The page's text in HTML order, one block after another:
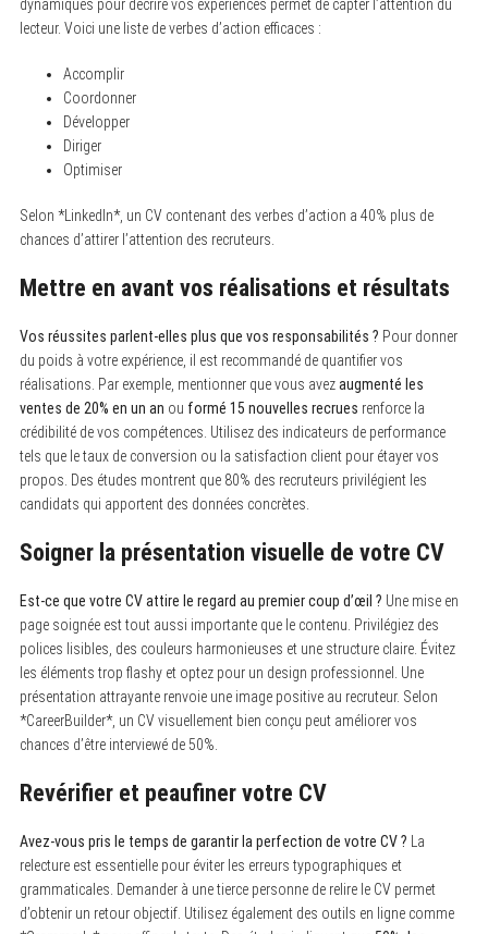
dynamiques pour décrire vos expériences permet de capter l’attention du
lecteur. Voici une liste de verbes d’action efficaces :
Accomplir
Coordonner
Développer
Diriger
Optimiser
Selon *LinkedIn*, un CV contenant des verbes d’action a 40% plus de
chances d’attirer l’attention des recruteurs.
Mettre en avant vos réalisations et résultats
Vos réussites parlent-elles plus que vos responsabilités ? Pour donner
du poids à votre expérience, il est recommandé de quantifier vos
réalisations. Par exemple, mentionner que vous avezaugmenté les
ventes de 20% en un an ou formé 15 nouvelles recrues renforce la
crédibilité de vos compétences. Utilisez des indicateurs de performance
tels que le taux de conversion ou la satisfaction client pour étayer vos
propos. Des études montrent que 80% des recruteurs privilégient les
candidats qui apportent des données concrètes.
Soigner la présentation visuelle de votre CV
Est-ce que votre CV attire le regard au premier coup d’œil ? Une mise en
page soignée est tout aussi importante que le contenu. Privilégiez des
polices lisibles, des couleurs harmonieuses et une structure claire. Évitez
les éléments trop flashy et optez pour un design professionnel. Une
présentation attrayante renvoie une image positive au recruteur. Selon
*CareerBuilder*, un CV visuellement bien conçu peut améliorer vos
chances d’être interviewé de 50%.
Revérifier et peaufiner votre CV
Avez-vous pris le temps de garantir la perfection de votre CV ? La
relecture est essentielle pour éviter les erreurs typographiques et
grammaticales. Demander à une tierce personne de relire le CV permet
d’obtenir un retour objectif. Utilisez également des outils en ligne comme
r